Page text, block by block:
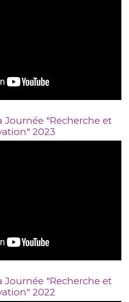
"Recherche et
2023
"Recherche et
2022